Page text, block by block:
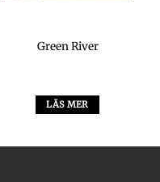
Green River
LÄS MER